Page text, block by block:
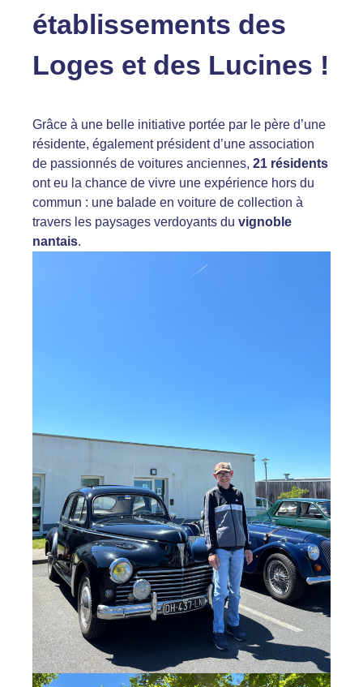
établissements des
Loges et des Lucines !
Grâce à une belle initiative portée par le père d’une
résidente, également président d’une association
de passionnés de voitures anciennes, 21 résidents
ont eu la chance de vivre une expérience hors du
commun : une balade en voiture de collection à
travers les paysages verdoyants du vignoble
nantais.